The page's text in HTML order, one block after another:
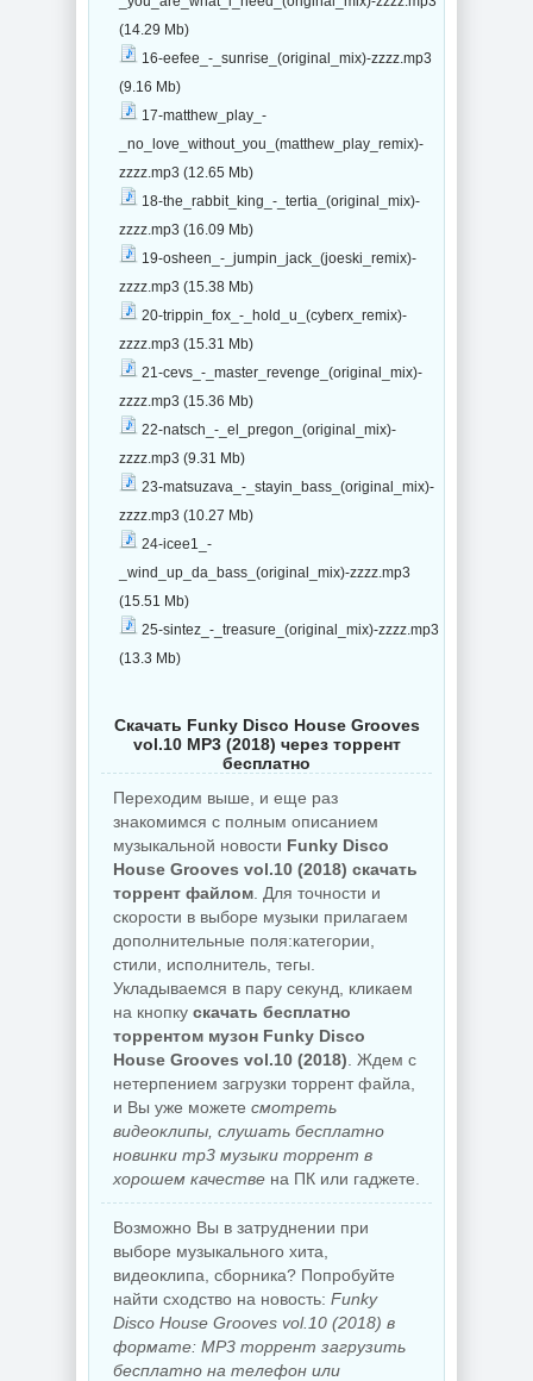
(14.29 Mb)
16-eefee_-_sunrise_(original_mix)-zzzz.mp3
(9.16 Mb)
17-matthew_play_-
_no_love_without_you_(matthew_play_remix)-
zzzz.mp3 (12.65 Mb)
18-the_rabbit_king_-_tertia_(original_mix)-
zzzz.mp3 (16.09 Mb)
19-osheen_-_jumpin_jack_(joeski_remix)-
zzzz.mp3 (15.38 Mb)
20-trippin_fox_-_hold_u_(cyberx_remix)-
zzzz.mp3 (15.31 Mb)
21-cevs_-_master_revenge_(original_mix)-
zzzz.mp3 (15.36 Mb)
22-natsch_-_el_pregon_(original_mix)-
zzzz.mp3 (9.31 Mb)
23-matsuzava_-_stayin_bass_(original_mix)-
zzzz.mp3 (10.27 Mb)
24-icee1_-
_wind_up_da_bass_(original_mix)-zzzz.mp3
(15.51 Mb)
25-sintez_-_treasure_(original_mix)-zzzz.mp3
(13.3 Mb)
Скачать Funky Disco House Grooves
vol.10 MP3 (2018) через торрент
бесплатно
Переходим выше, и еще раз
знакомимся с полным описанием
музыкальной новости Funky Disco
House Grooves vol.10 (2018) скачать
торрент файлом . Для точности и
скорости в выборе музыки прилагаем
дополнительные поля:категории,
стили, исполнитель, тегы.
Укладываемся в пару секунд, кликаем
на кнопку скачать бесплатно
торрентом музон Funky Disco
House Grooves vol.10 (2018) . Ждем с
нетерпением загрузки торрент файла,
и Вы уже можете смотреть
видеоклипы, слушать бесплатно
новинки mp3 музыки торрент в
хорошем качестве на ПК или гаджете.
Возможно Вы в затруднении при
выборе музыкального хита,
видеоклипа, сборника? Попробуйте
найти сходство на новость: Funky
Disco House Grooves vol.10 (2018) в
формате: MP3 торрент загрузить
бесплатно на телефон или